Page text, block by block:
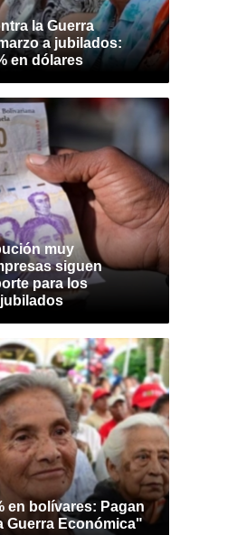
la Guerra
a jubilados:
en dólares
muy
siguen
para los
en bolívares: Pagan
Guerra Económica"